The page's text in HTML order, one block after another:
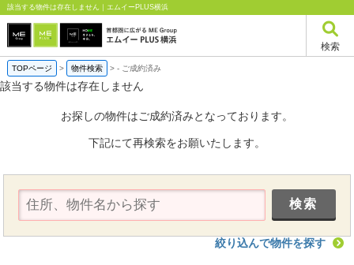
該当する物件は存在しません｜エムイーPLUS横浜
検索
TOPページ > 物件検索 >- ご成約済み
該当する物件は存在しません
お探しの物件はご成約済みとなっております。
下記にて再検索をお願いたします。
絞り込んで物件を探す